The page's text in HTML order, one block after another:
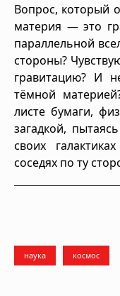
Вопрос, который
материя — это
параллельной
стороны?
гравитацию? И
тёмной
листе бумаги,
загадкой,
своих
соседях по ту
наука космос